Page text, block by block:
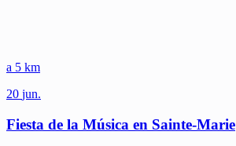
a 5 km
20 jun.
Fiesta de la Música en Sainte-Marie